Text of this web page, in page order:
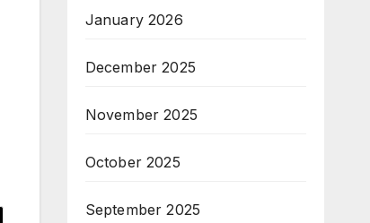
January 2026
December 2025
November 2025
October 2025
September 2025